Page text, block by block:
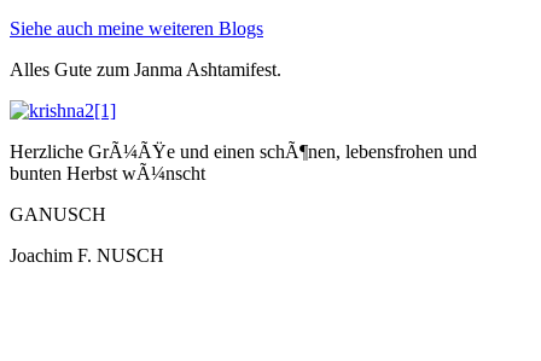
Siehe auch meine weiteren Blogs
Alles Gute zum Janma Ashtamifest.
Herzliche GrÃ¼ÃŸe und einen schÃ¶nen, lebensfrohen und
bunten Herbst wÃ¼nscht
GANUSCH
Joachim F. NUSCH